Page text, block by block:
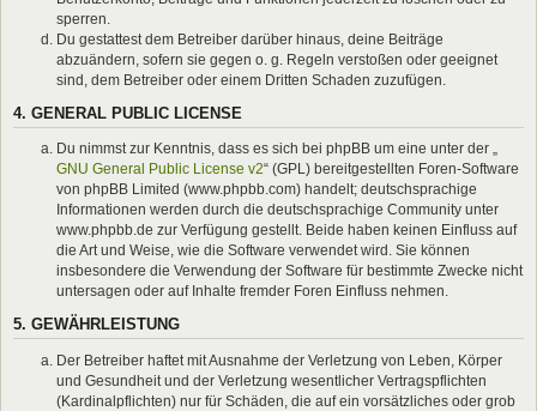
sperren.
Du gestattest dem Betreiber darüber hinaus, deine Beiträge
abzuändern, sofern sie gegen o. g. Regeln verstoßen oder geeignet
sind, dem Betreiber oder einem Dritten Schaden zuzufügen.
4. GENERAL PUBLIC LICENSE
Du nimmst zur Kenntnis, dass es sich bei phpBB um eine unter der „
GNU General Public License v2“ (GPL) bereitgestellten Foren-Software
von phpBB Limited (www.phpbb.com) handelt; deutschsprachige
Informationen werden durch die deutschsprachige Community unter
www.phpbb.de zur Verfügung gestellt. Beide haben keinen Einfluss auf
die Art und Weise, wie die Software verwendet wird. Sie können
insbesondere die Verwendung der Software für bestimmte Zwecke nicht
untersagen oder auf Inhalte fremder Foren Einfluss nehmen.
5. GEWÄHRLEISTUNG
Der Betreiber haftet mit Ausnahme der Verletzung von Leben, Körper
und Gesundheit und der Verletzung wesentlicher Vertragspflichten
(Kardinalpflichten) nur für Schäden, die auf ein vorsätzliches oder grob